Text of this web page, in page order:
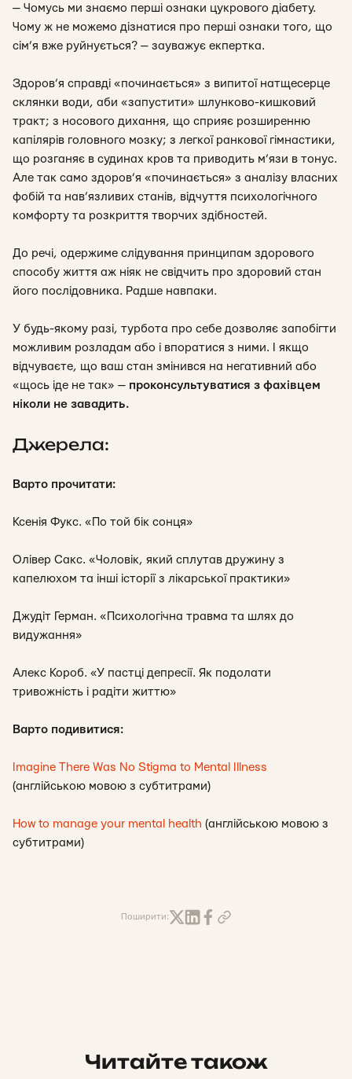
— Чомусь ми знаємо перші ознаки цукрового діабету.
Чому ж не можемо дізнатися про перші ознаки того, що
сім’я вже руйнується? — зауважує екпертка.
Здоров’я справді «починається» з випитої натщесерце
склянки води, аби «запустити» шлунково-кишковий
тракт; з носового дихання, що сприяє розширенню
капілярів головного мозку; з легкої ранкової гімнастики,
що розганяє в судинах кров та приводить м’язи в тонус.
Але так само здоров’я «починається» з аналізу власних
фобій та нав’язливих станів, відчуття психологічного
комфорту та розкриття творчих здібностей.
До речі, одержиме слідування принципам здорового
способу життя аж ніяк не свідчить про здоровий стан
його послідовника. Радше навпаки.
У будь-якому разі, турбота про себе дозволяє запобігти
можливим розладам або і впоратися з ними. І якщо
відчуваєте, що ваш стан змінився на негативний або
«щось іде не так» — проконсультуватися з фахівцем
ніколи не завадить.
Джерела:
Варто прочитати:
Ксенія Фукс. «По той бік сонця»
Олівер Сакс. «Чоловік, який сплутав дружину з
капелюхом та інші історії з лікарської практики»
Джудіт Герман. «Психологічна травма та шлях до
видужання»
Алекс Короб. «У пастці депресії. Як подолати
тривожність і радіти життю»
Варто подивитися:
Imagine There Was No Stigma to Mental Illness
(англійською мовою з субтитрами)
How to manage your mental health (англійською мовою з
субтитрами)
Поширити:
Читайте також